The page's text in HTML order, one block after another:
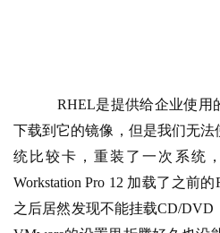
RHEL是提供给企业使用
下载到它的镜像，但是我们无
统比较卡，重装了一次系统
Workstation Pro 12 加载了之前的
之后居然发现不能挂载CD/DVD